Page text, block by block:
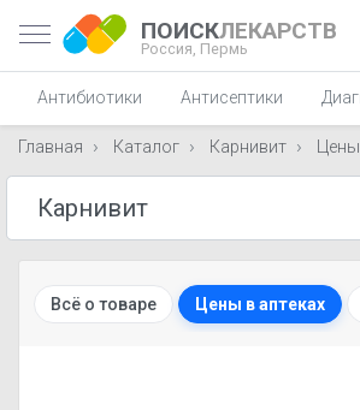
ПОИСКЛЕКАРСТВ
Россия, Пермь
Антибиотики Антисептики
Главная Каталог Карнивит Цены
Всё о товаре Цены в аптеках